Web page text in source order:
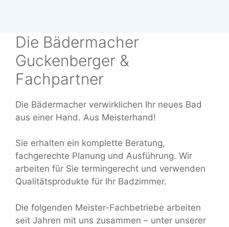
Die Bädermacher
Guckenberger &
Fachpartner
Die Bädermacher verwirklichen Ihr neues Bad
aus einer Hand. Aus Meisterhand!
Sie erhalten ein komplette Beratung,
fachgerechte Planung und Ausführung. Wir
arbeiten für Sie termingerecht und verwenden
Qualitätsprodukte für Ihr Badzimmer.
Die folgenden Meister-Fachbetriebe arbeiten
seit Jahren mit uns zusammen – unter unserer